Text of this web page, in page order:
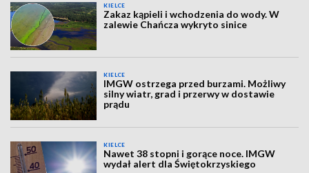
KIELCE
Zakaz kąpieli i wchodzenia do wody. W
zalewie Chańcza wykryto sinice
KIELCE
IMGW ostrzega przed burzami. Możliwy
silny wiatr, grad i przerwy w dostawie
prądu
KIELCE
Nawet 38 stopni i gorące noce. IMGW
wydał alert dla Świętokrzyskiego